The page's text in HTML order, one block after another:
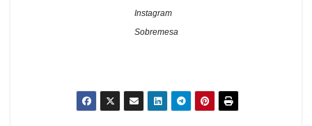
Instagram
Sobremesa